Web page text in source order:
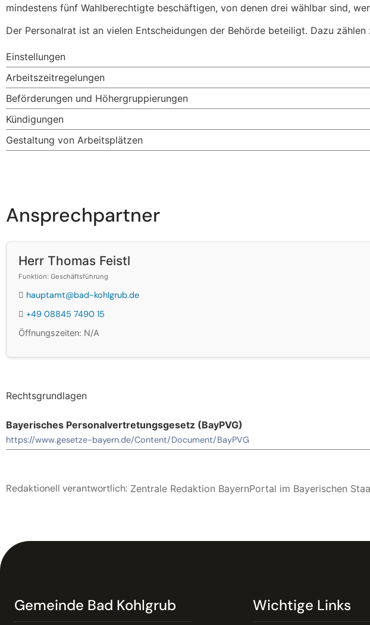
mindestens fünf Wahlberechtigte beschäftigen, von denen drei wählbar sind,
Der Personalrat ist an vielen Entscheidungen der Behörde beteiligt. Dazu zählen
Einstellungen
Arbeitszeitregelungen
Beförderungen und Höhergruppierungen
Kündigungen
Gestaltung von Arbeitsplätzen
Ansprechpartner
Herr Thomas Feistl
Funktion: Geschäftsführung
hauptamt@bad-kohlgrub.de
+49 08845 7490 15
Öffnungszeiten: N/A
Rechtsgrundlagen
Bayerisches Personalvertretungsgesetz (BayPVG)
https://www.gesetze-bayern.de/Content/Document/BayPVG
Redaktionell verantwortlich: Zentrale Redaktion BayernPortal im Bayerischen
Gemeinde Bad Kohlgrub Wichtige Links